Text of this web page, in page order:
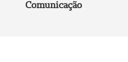
Comunicação